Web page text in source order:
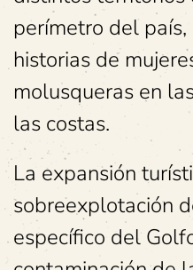
perímetro del
historias de
molusqueras en
las costas.
La expansión
sobreexplotación
específico del